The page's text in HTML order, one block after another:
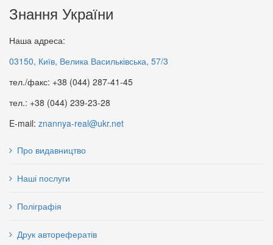
ДЕРЖАВНЕ БЮДЖЕТУВАННЯ
детермінанти
Геополітика : енциклопедія
Знання України
Наша адреса:
03150, Київ, Велика Васильківська, 57/3
тел./факс: +38 (044) 287-41-45
тел.: +38 (044) 239-23-28
E-mail: znannya-real@ukr.net
Про видавництво
Наші послуги
Поліграфія
Друк авторефератів